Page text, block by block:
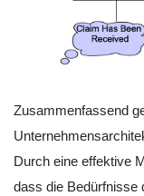
Zusammenfassend
Durch eine effektive
dass die Bedürfnisse